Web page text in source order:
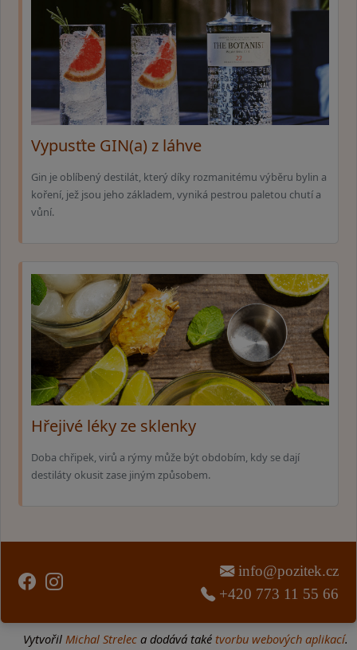
Vypusťte GIN(a) z láhve
Gin je oblíbený destilát, který díky rozmanitému výběru bylin a
koření, jež jsou jeho základem, vyniká pestrou paletou chutí a
vůní.
Hřejivé léky ze sklenky
Doba chřipek, virů a rýmy může být obdobím, kdy se dají
destiláty okusit zase jiným způsobem.
info@pozitek.cz
+420 773 11 55 66
Vytvořil Michal Strelec a dodává také tvorbu webových aplikací.